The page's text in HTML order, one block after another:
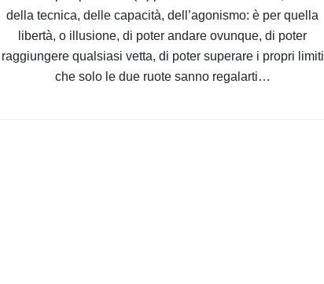
della tecnica, delle capacità, dell’agonismo: è per quella
libertà, o illusione, di poter andare ovunque, di poter
raggiungere qualsiasi vetta, di poter superare i propri limiti
che solo le due ruote sanno regalarti…